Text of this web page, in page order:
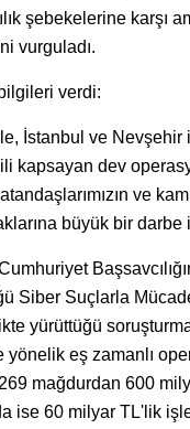
şebekelerine karşı
vurguladı.
verdi:
İstanbul ve Nevşehir
kapsayan dev
ve
büyük bir darbe
Siber Suçlarla
yürüttüğü
yönelik eş zamanlı
mağdurdan 600
ise 60 milyar TL'lik